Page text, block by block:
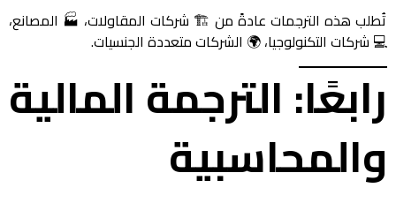
تُطلب هذه الترجمات عادةً من 🏗️ شركات المقاولات، 🏭 المصانع،
💻 شركات التكنولوجيا، 🌍 الشركات متعددة الجنسيات.
رابعًا: الترجمة المالية
والمحاسبية